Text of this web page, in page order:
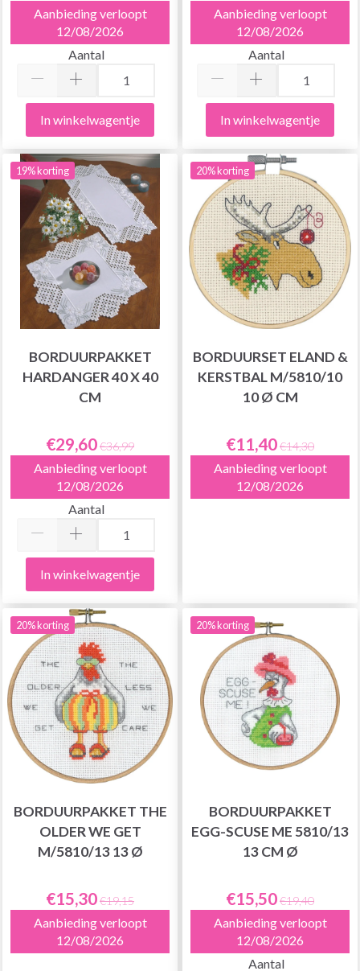
Aanbieding verloopt
12/08/2026
Aantal
In winkelwagentje
Aanbieding verloopt
12/08/2026
Aantal
In winkelwagentje
19% korting
BORDUURPAKKET
HARDANGER 40 X 40
CM
€29,60€36,99
Aanbieding verloopt
12/08/2026
Aantal
In winkelwagentje
20% korting
BORDUURSET ELAND &
KERSTBAL M/5810/10
10 Ø CM
€11,40€14,30
Aanbieding verloopt
12/08/2026
20% korting
BORDUURPAKKET THE
OLDER WE GET
M/5810/13 13 Ø
€15,30€19,15
Aanbieding verloopt
12/08/2026
20% korting
BORDUURPAKKET
EGG-SCUSE ME 5810/13
13 CM Ø
€15,50€19,40
Aanbieding verloopt
12/08/2026
Aantal